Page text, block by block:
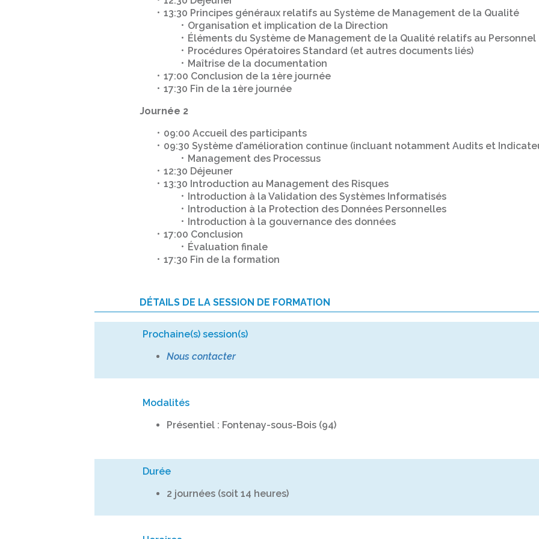
13:30 Principes généraux relatifs au Système de Management de la Qualité
Organisation et implication de la Direction
Éléments du Système de Management de la Qualité relatifs au Personnel
Procédures Opératoires Standard (et autres documents liés)
Maîtrise de la documentation
17:00 Conclusion de la 1ère journée
17:30 Fin de la 1ère journée
Journée 2
09:00 Accueil des participants
09:30 Système d’amélioration continue (incluant notamment Audits et
Management des Processus
12:30 Déjeuner
13:30 Introduction au Management des Risques
Introduction à la Validation des Systèmes Informatisés
Introduction à la Protection des Données Personnelles
Introduction à la gouvernance des données
17:00 Conclusion
Évaluation finale
17:30 Fin de la formation
DÉTAILS DE LA SESSION DE FORMATION
Prochaine(s) session(s)
Nous contacter
Modalités
Présentiel : Fontenay-sous-Bois (94)
Durée
2 journées (soit 14 heures)